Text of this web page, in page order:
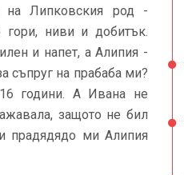
Липковския род -
гори, ниви и добитък.
и напет, а Алипия -
съпруг на прабаба ми?
години. А Ивана не
защото не бил
прадядядо ми Алипия